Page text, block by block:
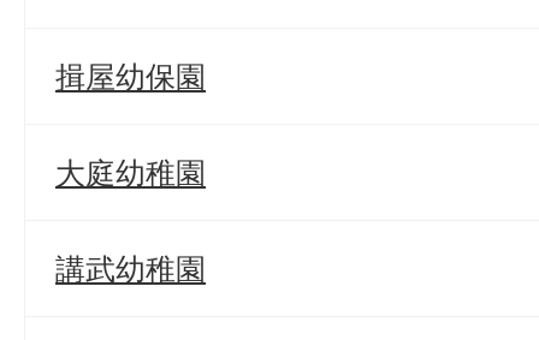
揖屋幼保園
大庭幼稚園
講武幼稚園